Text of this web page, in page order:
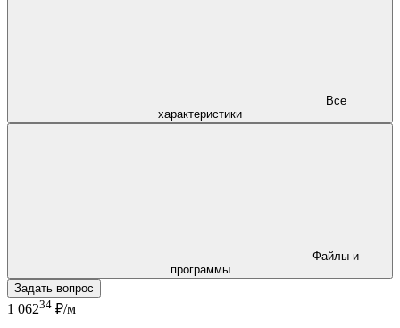
характеристики
программы
Задать вопрос
1 06234 ₽/м